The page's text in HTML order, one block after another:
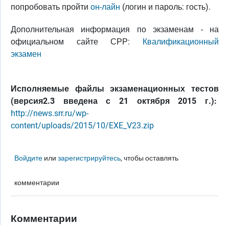
попробовать пройти он-лайн (логин и пароль: гость).
Дополнительная информация по экзаменам - на
официальном сайте СРР: Квалификационный
экзамен
Исполняемые файлы экзаменационных тестов
(версия2.3 введена с 21 октября 2015 г.):
http://news.srr.ru/wp-
content/uploads/2015/10/EXE_V23.zip
Войдите илизарегистрируйтесь, чтобы оставлять
комментарии
Комментарии